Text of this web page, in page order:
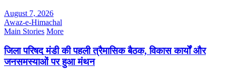
August 7, 2026
Awaz-e-Himachal
Main Stories More
जिला परिषद मंडी की पहली त्रैमासिक बैठक, विकास कार्यों और
जनसमस्याओं पर हुआ मंथन